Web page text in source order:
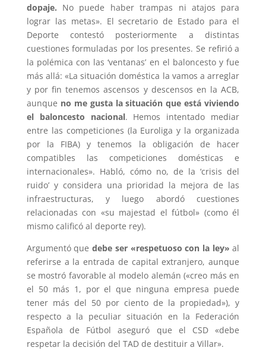
dopaje. No puede haber trampas ni atajos para
lograr las metas». El secretario de Estado para el
Deporte contestó posteriormente a distintas
cuestiones formuladas por los presentes. Se refirió a
la polémica con las ‘ventanas’ en el baloncesto y fue
más allá: «La situación doméstica la vamos a arreglar
y por fin tenemos ascensos y descensos en la ACB,
aunque no me gusta la situación que está viviendo
el baloncesto nacional. Hemos intentado mediar
entre las competiciones (la Euroliga y la organizada
por la FIBA) y tenemos la obligación de hacer
compatibles las competiciones domésticas e
internacionales». Habló, cómo no, de la ‘crisis del
ruido’ y considera una prioridad la mejora de las
infraestructuras, y luego abordó cuestiones
relacionadas con «su majestad el fútbol» (como él
mismo calificó al deporte rey).
Argumentó quedebe ser «respetuoso con la ley» al
referirse a la entrada de capital extranjero, aunque
se mostró favorable al modelo alemán («creo más en
el 50 más 1, por el que ninguna empresa puede
tener más del 50 por ciento de la propiedad»), y
respecto a la peculiar situación en la Federación
Española de Fútbol aseguró que el CSD «debe
respetar la decisión del TAD de destituir a Villar».